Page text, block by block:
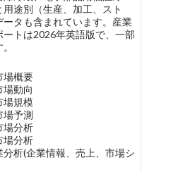
途別（生産、加工、スト
タも含まれています。産業
ートは2026年英語版で、一部
場概要
場動向
場規模
場予測
場分析
場分析
分析(企業情報、売上、市場シ